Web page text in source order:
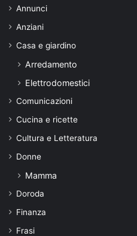
Annunci
Anziani
Casa e giardino
Arredamento
Elettrodomestici
Comunicazioni
Cucina e ricette
Cultura e Letteratura
Donne
Mamma
Doroda
Finanza
Frasi